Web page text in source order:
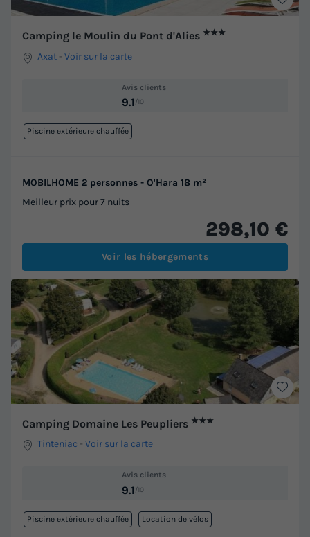
Camping le Moulin du Pont d'Alies ★★★
Axat -Voir sur la carte
Avis clients
9.1 /10
Piscine extérieure chauffée
MOBILHOME 2 personnes - O'Hara 18 m²
Meilleur prix pour 7 nuits
298,10 €
Voir les hébergements
Camping Domaine Les Peupliers ★★★
Tinteniac -Voir sur la carte
Avis clients
9.1 /10
Piscine extérieure chauffée Location de vélos